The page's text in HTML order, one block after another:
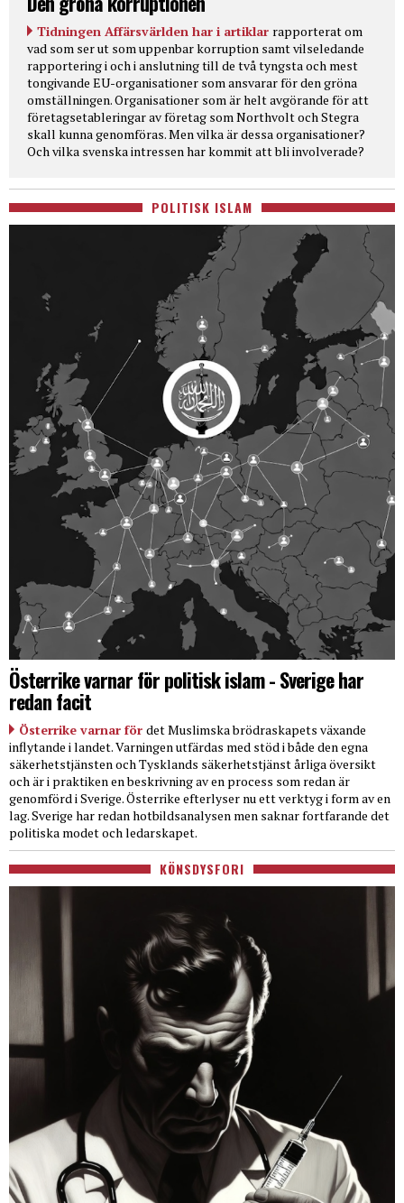
Tidningen Affärsvärlden har i artiklar rapporterat om
vad som ser ut som uppenbar korruption samt vilseledande
rapportering i och i anslutning till de två tyngsta och mest
tongivande EU-organisationer som ansvarar för den gröna
omställningen. Organisationer som är helt avgörande för att
företagsetableringar av företag som Northvolt och Stegra
skall kunna genomföras. Men vilka är dessa organisationer?
Och vilka svenska intressen har kommit att bli involverade?
POLITISK ISLAM
Österrike varnar för politisk islam - Sverige har
redan facit
Österrike varnar för det Muslimska brödraskapets växande
inflytande i landet. Varningen utfärdas med stöd i både den egna
säkerhetstjänsten och Tysklands säkerhetstjänst årliga översikt
och är i praktiken en beskrivning av en process som redan är
genomförd i Sverige. Österrike efterlyser nu ett verktyg i form av en
lag. Sverige har redan hotbildsanalysen men saknar fortfarande det
politiska modet och ledarskapet.
KÖNSDYSFORI